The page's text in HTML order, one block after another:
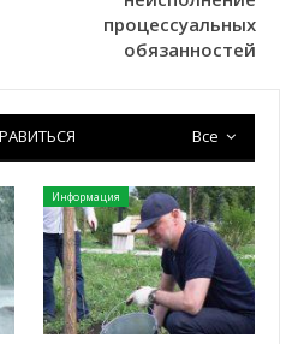
процессуальных
обязанностей
Все
Информация